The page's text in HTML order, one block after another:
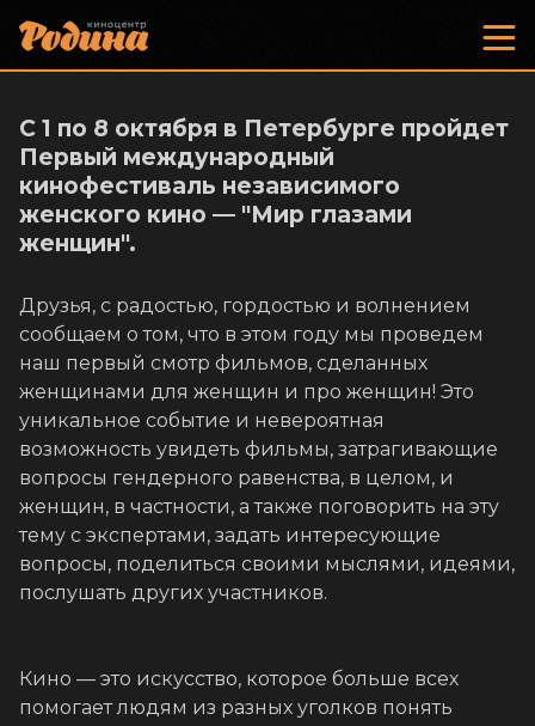
С 1 по 8 октября в Петербурге пройдет
Первый международный
кинофестиваль независимого
женского кино — "Мир глазами
женщин".
Друзья, с радостью, гордостью и волнением
сообщаем о том, что в этом году мы проведем
наш первый смотр фильмов, сделанных
женщинами для женщин и про женщин! Это
уникальное событие и невероятная
возможность увидеть фильмы, затрагивающие
вопросы гендерного равенства, в целом, и
женщин, в частности, а также поговорить на эту
тему с экспертами, задать интересующие
вопросы, поделиться своими мыслями, идеями,
послушать других участников.
Кино — это искусство, которое больше всех
помогает людям из разных уголков понять